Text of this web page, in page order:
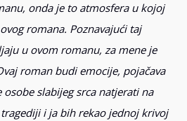
onda je to atmosfera u kojoj
romana. Poznavajući taj
u ovom romanu, za mene je
roman budi emocije, pojačava
slabijeg srca natjerati na
i ja bih rekao jednoj krivoj